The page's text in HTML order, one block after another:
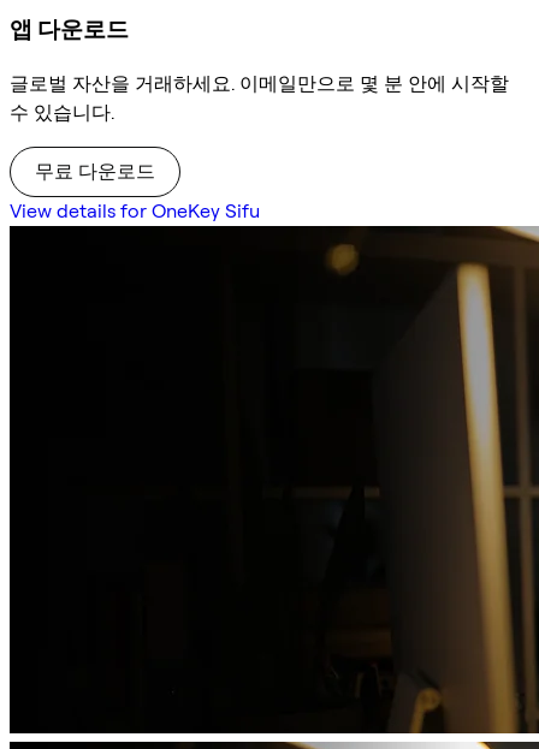
앱 다운로드
글로벌 자산을 거래하세요. 이메일만으로 몇 분 안에 시작할
수 있습니다.
무료 다운로드
View details for OneKey Sifu